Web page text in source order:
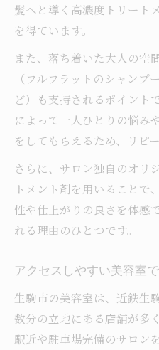
髪へと導く高濃度トリート
を得ています。
また、落ち着いた大人の空
（フルフラットのシャンプ
ど）も支持されるポイント
によって一人ひとりの悩み
をしてもらえるため、リピ
さらに、サロン独自のオリ
トメント剤を用いることで
性や仕上がりの良さを体感
れる理由のひとつです。
アクセスしやすい美容室
生駒市の美容室は、近鉄生
数分の立地にある店舗が多
駅近や駐車場完備のサロン